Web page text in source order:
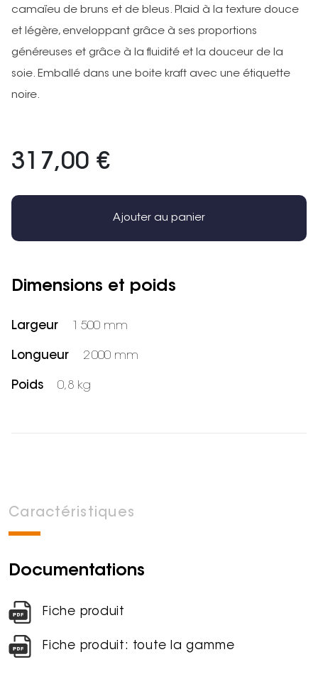
camaïeu de bruns et de bleus. Plaid à la texture douce
et légère, enveloppant grâce à ses proportions
généreuses et grâce à la fluidité et la douceur de la
soie. Emballé dans une boite kraft avec une étiquette
noire.
317,00 €
Ajouter au panier
Dimensions et poids
Largeur 1 500 mm
Longueur 2 000 mm
Poids 0,8 kg
Caractéristiques
Documentations
Fiche produit
Fiche produit: toute la gamme